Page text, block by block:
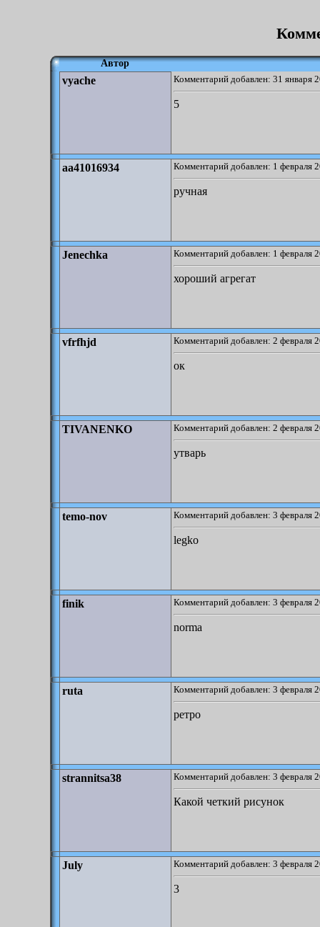
Автор
vyache Комментарий добавлен: 31 января
5
aa41016934 Комментарий добавлен: 1 февраля
ручная
Jenechka Комментарий добавлен: 1 февраля
хороший агрегат
vfrfhjd Комментарий добавлен: 2 февраля
ок
TIVANENKO Комментарий добавлен: 2 февраля
утварь
temo-nov Комментарий добавлен: 3 февраля
legko
finik Комментарий добавлен: 3 февраля
norma
ruta Комментарий добавлен: 3 февраля
ретро
strannitsa38 Комментарий добавлен: 3 февраля
Какой четкий рисунок
July Комментарий добавлен: 3 февраля
3